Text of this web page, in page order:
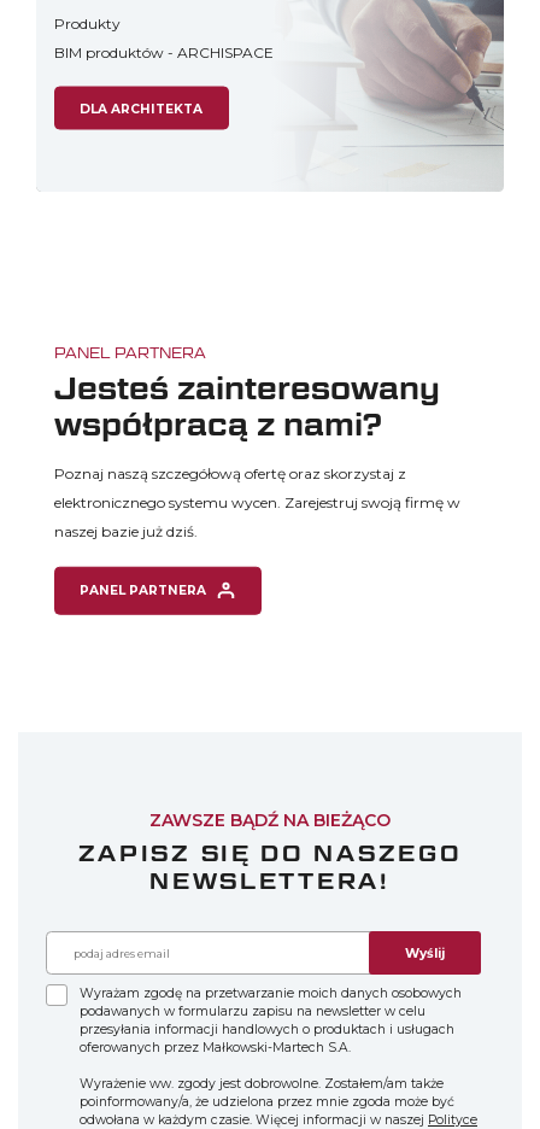
Produkty
BIM produktów - ARCHISPACE
DLA ARCHITEKTA
PANEL PARTNERA
Jesteś zainteresowany
współpracą z nami?
Poznaj naszą szczegółową ofertę oraz skorzystaj z
elektronicznego systemu wycen. Zarejestruj swoją firmę w
naszej bazie już dziś.
PANEL PARTNERA
ZAWSZE BĄDŹ NA BIEŻĄCO
ZAPISZ SIĘ DO NASZEGO
NEWSLETTERA!
Wyślij
Wyrażam zgodę na przetwarzanie moich danych osobowych
podawanych w formularzu zapisu na newsletter w celu
przesyłania informacji handlowych o produktach i usługach
oferowanych przez Małkowski-Martech S.A.
Wyrażenie ww. zgody jest dobrowolne. Zostałem/am także
poinformowany/a, że udzielona przez mnie zgoda może być
odwołana w każdym czasie. Więcej informacji w naszej Polityce